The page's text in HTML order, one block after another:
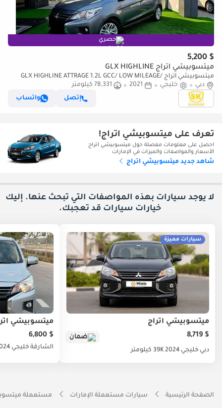
حصري
$ 5,200
ميتسوبيشي اتراج GLX HIGHLINE
ميتسوبيشي اتراج GLX HIGHLINE ATTRAGE 1.2L GCC/ LOW MILEAGE/
QUANTITY AVAILABLE
دبي خليجي 2021
78,331 كيلومتر
إتصل
واتساب
تعرف على ميتسوبيشي اتراج!
احصل على معلومات مفصلة حول ميتسوبيشي اتراج
الأسعار والمواصفات والميزات في الإمارات
شاهد جديد ميتسوبيشي اتراج
لا يوجد سيارات بهذه المواصفات التي تبحث عنها. إليك
خيارات سيارات قد تعجبك.
سيارات مميزة
ميتسوبيشي اتراج
$ 8,719
ضمان
دبي خليجي 202439K كيلومتر
ميتسوبيشي
$ 6,800
الشارقة خليجي
الصفحة الرئيسية سيارات مستعملة الإمارات مستعملة